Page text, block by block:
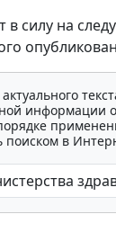
в силу на
информации
поиском в